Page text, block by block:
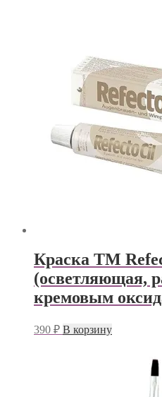
Краска TM
(осветляющая,
кремовым
390 ₽ В корзину